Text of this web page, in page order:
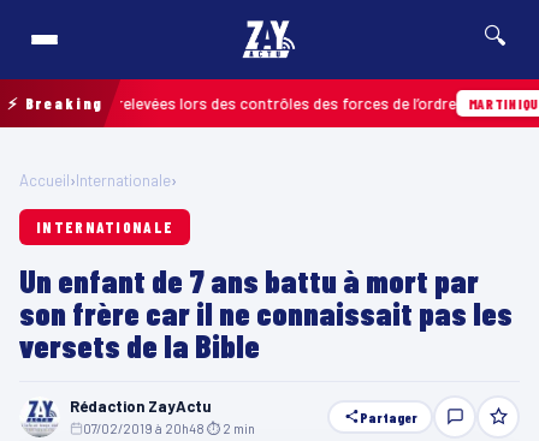
🔍
⚡ Breakingrelevées lors des contrôles des forces de l’ordre MARTINIQUE
Accueil›Internationale›
INTERNATIONALE
Un enfant de 7 ans battu à mort par
son frère car il ne connaissait pas les
versets de la Bible
Rédaction ZayActu
07/02/2019 à 20h48 ⏱ 2 min
Partager